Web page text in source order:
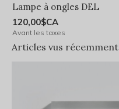
Lampe à ongles DEL
120,00$CA
Avant les taxes
Articles vus récemment